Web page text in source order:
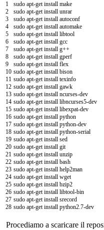
1
2
3
4
5
6
7
8
9
10
11
12
13
14
15
16
17
18
19
20
21
22
23
24
25
26
27
28
sudo apt-getinstall make
sudo apt-getinstall unrar
sudo apt-getinstall autoconf
sudo apt-getinstall automake
sudo apt-getinstall libtool
sudo apt-getinstall gcc
sudo apt-getinstall g++
sudo apt-getinstall gperf
sudo apt-getinstall flex
sudo apt-getinstall bison
sudo apt-getinstall texinfo
sudo apt-getinstall gawk
sudo apt-getinstall ncurses-dev
sudo apt-getinstall libncurses5-dev
sudo apt-getinstall libexpat-dev
sudo apt-getinstall python
sudo apt-getinstall python-dev
sudo apt-getinstall python-serial
sudo apt-getinstall sed
sudo apt-getinstall git
sudo apt-getinstall unzip
sudo apt-getinstall bash
sudo apt-getinstall help2man
sudo apt-getinstall wget
sudo apt-getinstall bzip2
sudo apt-getinstall libtool-bin
sudo apt-getinstall srecord
sudo apt-getinstall python2.7-dev
Procediamo a scaricare il